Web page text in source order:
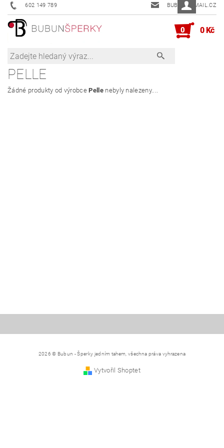
602 149 789 BUBUN@EMAIL.CZ
0 0 Kč
PELLE
Žádné produkty od výrobcePellenebyly nalezeny....
2026 © Bubun - Šperky jedním tahem, všechna práva vyhrazena
Vytvořil Shoptet